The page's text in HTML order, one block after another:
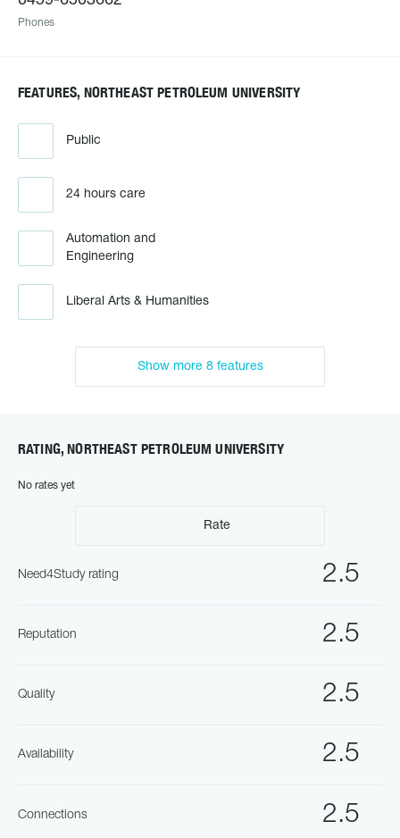
Phones
FEATURES, NORTHEAST PETROLEUM UNIVERSITY
Public
24 hours care
Automation and
Engineering
Liberal Arts & Humanities
Show more 8 features
RATING, NORTHEAST PETROLEUM UNIVERSITY
No rates yet
Rate
2.5
Need4Study rating
2.5
Reputation
2.5
Quality
2.5
Availability
2.5
Connections